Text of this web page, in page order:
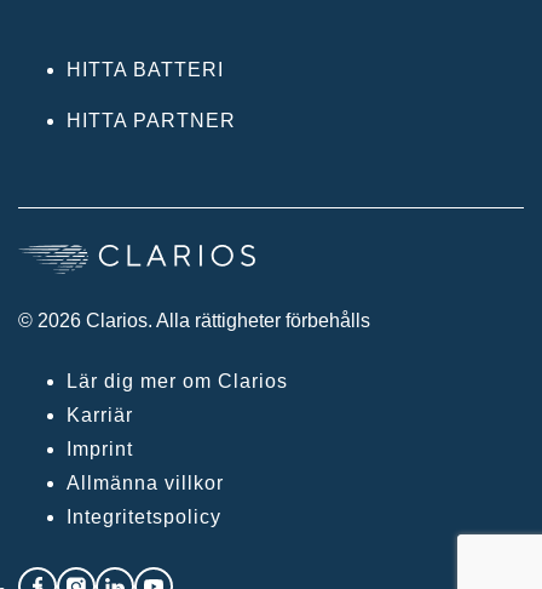
HITTA BATTERI
HITTA PARTNER
© 2026 Clarios. Alla rättigheter förbehålls
Lär dig mer om Clarios
Karriär
Imprint
Allmänna villkor
Integritetspolicy